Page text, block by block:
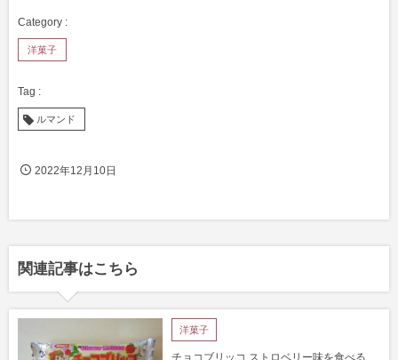
洋菓子
ルマンド
2022年12月10日
関連記事はこちら
洋菓子
チョコブリッコ ストロベリー味を食べる